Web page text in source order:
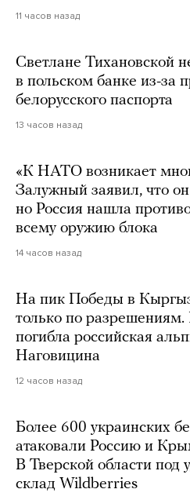
11 часов назад
Светлане Тихановской
в польском банке из-за
белорусского паспорта
13 часов назад
«К НАТО возникает
Залужный заявил, что
но Россия нашла
всему оружию блока
14 часов назад
На пик Победы в
только по разрешениям.
погибла российская
Наговицина
12 часов назад
Более 600 украинских
атаковали Россию и
В Тверской области под
склад Wildberries